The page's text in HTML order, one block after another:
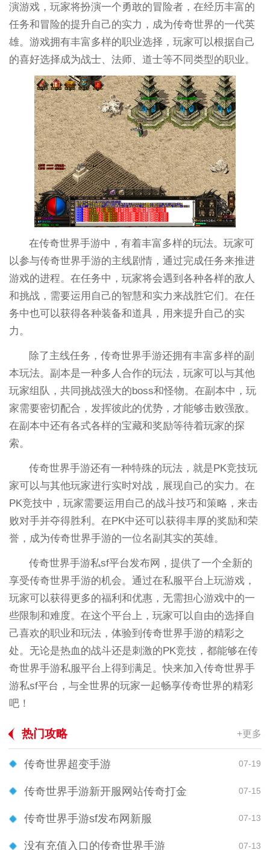
演游戏，玩家将扮演一个勇敢的冒险者，在经历丰富的
任务和冒险的提升自己的实力，成为传奇世界的一代英
雄。游戏拥有丰富多样的职业选择，玩家可以根据自己
的喜好选择成为战士、法师、道士等不同类型的职业。
在传奇世界手游中，有着丰富多样的玩法。玩家可
以参与传奇世界手游的主线剧情，通过完成任务来推进
游戏的进程。在任务中，玩家将会遇到各种各样的敌人
和挑战，需要运用自己的智慧和实力来战胜它们。在任
务中也可以获得各种装备和道具，用来提升自己的实
力。
除了主线任务，传奇世界手游还拥有丰富多样的副
本玩法。副本是一种多人合作的玩法，玩家可以与其他
玩家组队，共同挑战强大的boss和怪物。在副本中，玩
家需要密切配合，发挥彼此的优势，才能够击败强敌。
在副本中还有各式各样的宝藏和奖励等待着玩家的探
索。
传奇世界手游还有一种特殊的玩法，就是PK竞技玩
家可以与其他玩家进行实时对战，展现自己的实力。在
PK竞技中，玩家需要运用自己的战斗技巧和策略，来击
败对手并夺得胜利。在PK中还可以获得丰厚的奖励和荣
誉，成为传奇世界手游的一位名副其实的英雄。
传奇世界手游私sf平台发布网，提供了一个全新的
享受传奇世界手游的机会。通过在私服平台上玩游戏，
玩家可以获得更多的福利和优惠，无需担心游戏中的一
些限制和难度。在这个平台上，玩家可以自由的选择自
己喜欢的职业和玩法，体验到传奇世界手游的精彩之
处。无论是热血的战斗还是刺激的PK竞技，都能够在传
奇世界手游私服平台上得到满足。快来加入传奇世界手
游私sf平台，与全世界的玩家一起畅享传奇世界的精彩
吧！
热门攻略 +更多
传奇世界超变手游 07-19
传奇世界手游新开服网站传奇打金 07-15
传奇世界手游sf发布网新服 07-13
没有充值入口的传奇世界手游 07-13